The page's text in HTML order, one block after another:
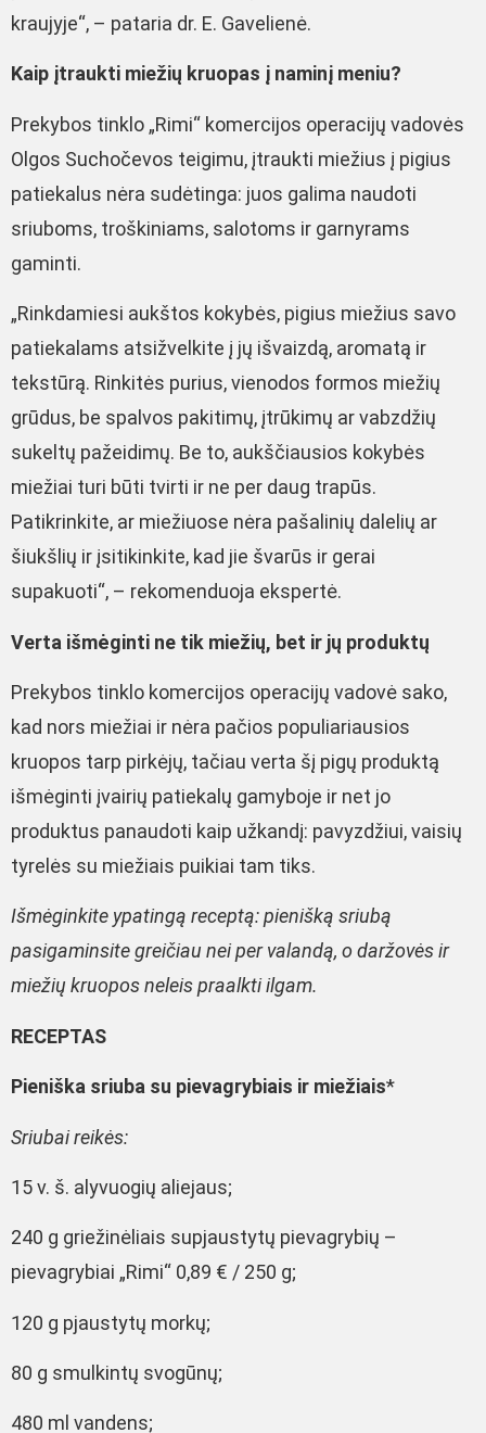
kraujyje“, – pataria dr. E. Gavelienė.
Kaip įtraukti miežių kruopas į naminį meniu?
Prekybos tinklo „Rimi“ komercijos operacijų vadovės
Olgos Suchočevos teigimu, įtraukti miežius į pigius
patiekalus nėra sudėtinga: juos galima naudoti
sriuboms, troškiniams, salotoms ir garnyrams
gaminti.
„Rinkdamiesi aukštos kokybės, pigius miežius savo
patiekalams atsižvelkite į jų išvaizdą, aromatą ir
tekstūrą. Rinkitės purius, vienodos formos miežių
grūdus, be spalvos pakitimų, įtrūkimų ar vabzdžių
sukeltų pažeidimų. Be to, aukščiausios kokybės
miežiai turi būti tvirti ir ne per daug trapūs.
Patikrinkite, ar miežiuose nėra pašalinių dalelių ar
šiukšlių ir įsitikinkite, kad jie švarūs ir gerai
supakuoti“, – rekomenduoja ekspertė.
Verta išmėginti ne tik miežių, bet ir jų produktų
Prekybos tinklo komercijos operacijų vadovė sako,
kad nors miežiai ir nėra pačios populiariausios
kruopos tarp pirkėjų, tačiau verta šį pigų produktą
išmėginti įvairių patiekalų gamyboje ir net jo
produktus panaudoti kaip užkandį: pavyzdžiui, vaisių
tyrelės su miežiais puikiai tam tiks.
Išmėginkite ypatingą receptą: pienišką sriubą
pasigaminsite greičiau nei per valandą, o daržovės ir
miežių kruopos neleis praalkti ilgam.
RECEPTAS
Pieniška sriuba su pievagrybiais ir miežiais*
Sriubai reikės:
15 v. š. alyvuogių aliejaus;
240 g griežinėliais supjaustytų pievagrybių –
pievagrybiai „Rimi“ 0,89 € / 250 g;
120 g pjaustytų morkų;
80 g smulkintų svogūnų;
480 ml vandens;